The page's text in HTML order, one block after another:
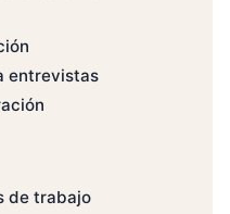
entrevistas
de trabajo